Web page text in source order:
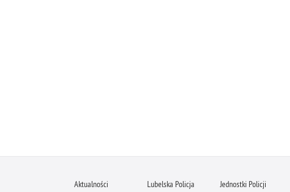
Aktualności Lubelska Policja Jednostki Policji